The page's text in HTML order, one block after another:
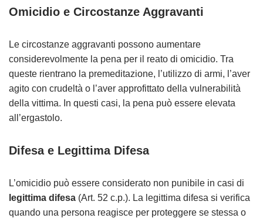
Omicidio e Circostanze Aggravanti
Le circostanze aggravanti possono aumentare
considerevolmente la pena per il reato di omicidio. Tra
queste rientrano la premeditazione, l’utilizzo di armi, l’aver
agito con crudeltà o l’aver approfittato della vulnerabilità
della vittima. In questi casi, la pena può essere elevata
all’ergastolo.
Difesa e Legittima Difesa
L’omicidio può essere considerato non punibile in casi di
legittima difesa (Art. 52 c.p.). La legittima difesa si verifica
quando una persona reagisce per proteggere se stessa o